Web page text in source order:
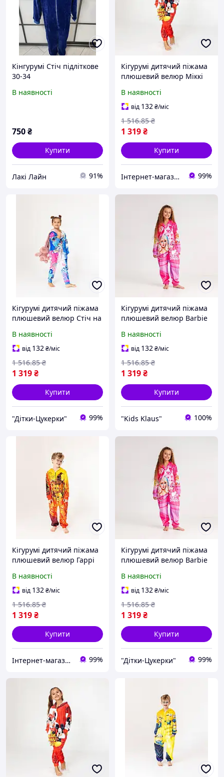
Кінгурумі Стіч підліткове
30-34
В наявності
750₴
Купити
Лакі Лайн 91%
Кігурумі дитячий піжама
плюшевий велюр Міккі
В наявності
від 132₴/міс
1 319₴
1 516.85 ₴
Купити
Інтернет-магазин «Світ іграшок» 99%
Кігурумі дитячий піжама
плюшевий велюр Стіч на
В наявності
від 132₴/міс
1 319₴
1 516.85 ₴
Купити
"Дітки-Цукерки" 99%
Кігурумі дитячий піжама
плюшевий велюр Barbie
В наявності
від 132₴/міс
1 319₴
1 516.85 ₴
Купити
"Kids Klaus" 100%
Кігурумі дитячий піжама
плюшевий велюр Гаррі
В наявності
від 132₴/міс
1 319₴
1 516.85 ₴
Купити
Інтернет-магазин «Світ іграшок» 99%
Кігурумі дитячий піжама
плюшевий велюр Barbie
В наявності
від 132₴/міс
1 319₴
1 516.85 ₴
Купити
"Дітки-Цукерки" 99%